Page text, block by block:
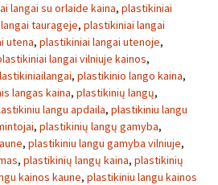
langai su orlaide kaina, plastikiniai
taurageje, plastikiniai langai
utena, plastikiniai langai utenoje,
langai vilniuje kainos,
, plastikinio lango kaina,
langas kaina, plastikinių langų,
langu apdaila, plastikiniu langu
, plastikinių langų gamyba,
, plastikiniu langu gamyba vilniuje,
, plastikinių langų kaina, plastikinių
kainos kaune, plastikiniu langu kainos